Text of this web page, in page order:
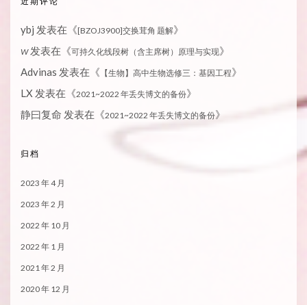
ybj 发表在《[BZOJ3900]交换茸角 题解》
W发表在《可持久化线段树（含主席树）原理与实现》
Advinas 发表在《 【生物】高中生物选修三：基因工程》
LX 发表在《2021~2022 年丢失博文的备份》
静曰复命 发表在《2021~2022 年丢失博文的备份》
归档
2023 年 4 月
2023 年 2 月
2022 年 10 月
2022 年 1 月
2021 年 2 月
2020 年 12 月